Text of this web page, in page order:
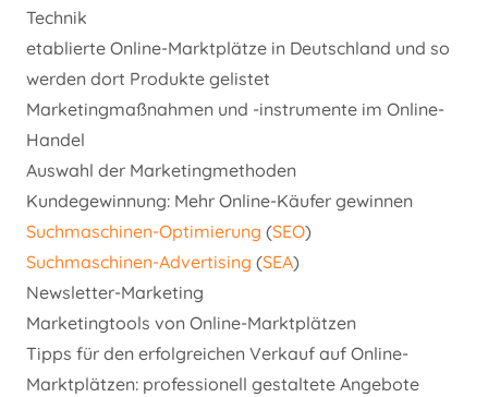
Technik
etablierte Online-Marktplätze in Deutschland und so
werden dort Produkte gelistet
Marketingmaßnahmen und -instrumente im Online-
Handel
Auswahl der Marketingmethoden
Kundegewinnung: Mehr Online-Käufer gewinnen
Suchmaschinen-Optimierung (SEO)
Suchmaschinen-Advertising (SEA)
Newsletter-Marketing
Marketingtools von Online-Marktplätzen
Tipps für den erfolgreichen Verkauf auf Online-
Marktplätzen: professionell gestaltete Angebote